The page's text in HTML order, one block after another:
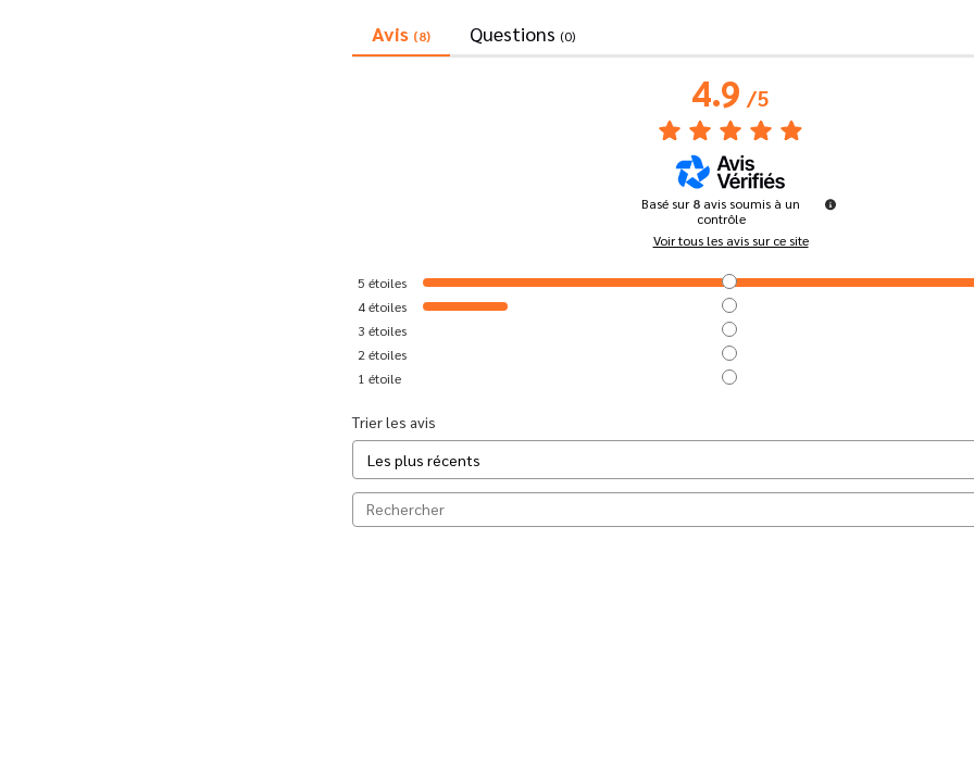
Avis (8) Questions (0)
4.9/5
Basé sur8 avis soumis à un
contrôle
Voir tous les avis sur ce site
5 étoiles
4étoiles
3 étoiles
2 étoiles
1 étoile
Trier les avis